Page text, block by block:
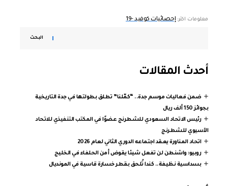
معلومات اكثر: إحصائيات كوفيد -19
البحث
أحدث المقالات
ضمن فعاليات موسم جدة.. “كمّلنا” تطلق بطولتها في جدة التاريخية
بجوائز 150 ألف ريال
رئيس الاتحاد السعودي للشطرنج عضوًا في المكتب التنفيذي للاتحاد
الآسيوي للشطرنج
اتحاد المناورة يعقد اجتماعه الدوري الثاني لعام 2026
روبيو: واشنطن لن تفعل شيئا يقوض أمن الحلفاء في الخليج
بسداسية نظيفة.. كندا تُلحق بقطر خسارة قاسية في المونديال